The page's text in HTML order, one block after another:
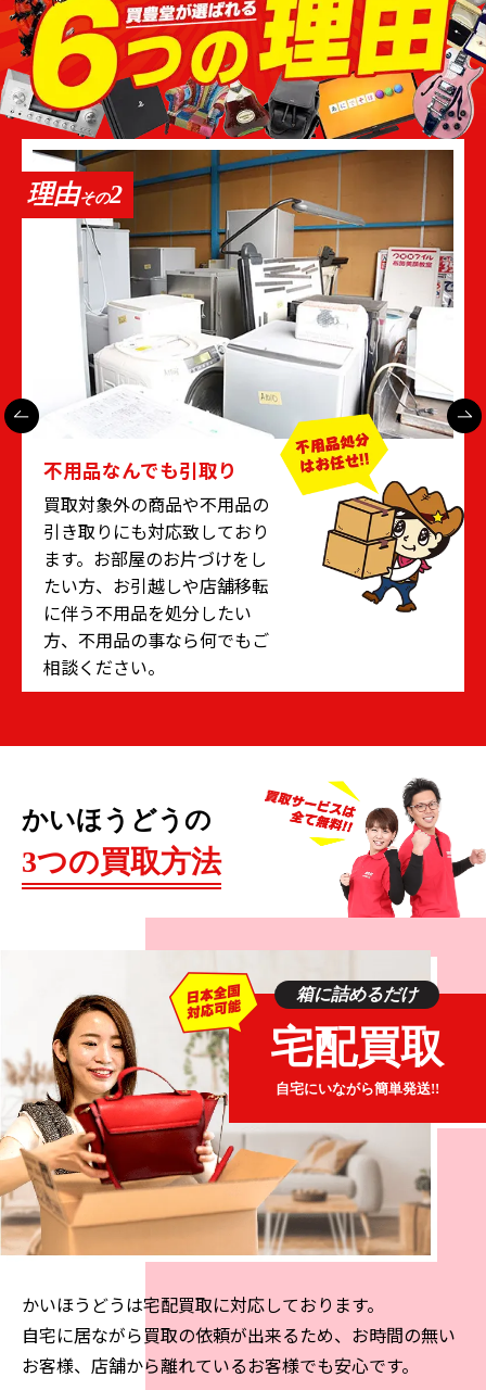
リッシュでありながら快適性も高い洋服を展開して
います。こうしたシャネルの理念は現在のブランド
にも通ずるアイデンティティとなっています。
シャネルといえば定番カラーとして黒を思い浮かべ
る人も多いでしょう。女性の普段着に積極的に黒を
取り入れたのもシャネルだと言われています。そし
て、黒という色はシャネル＝モードのイメージを定
着させる要因ともなっています。
シャネルは女性から大変な人気のあるブランドで
す。ココ・シャネルが体現した女性像は現代の女性
の価値観にもマッチしており、今後もシャネルの人
気は続くと考えられます。使っていないシャネルの
アイテムがご自宅にある場合は、ぜひとも一度査定
を試してみてください。洋服、化粧品、高水位、ア
クセサリー類、時計のいずれも買取価格が期待でき
ます。
需要とトレンド
たシャネルには様々なラインがあります。以下では主要
なシャネルのラインを確認していきましょう。
マトラッセ
マトラッセはフランス語で「キルティング」を示し、こ
のラインの商品にもキルティング加工が施されていま
す。そのため柔らかい独特の手触りを持ち、シャネルの
定番品として人気があります。また、キルティングは見
た目のデザインのみならず型崩れを防ぐ役割も持ってお
り、実用性も備えたラインなのです。マトラッセのライ
ンでは次のような商品が高価買取の対象となります。
・ミニマトラッセ ショルダーバッグ
・マトラッセ ラージハンドバッグ
・ダブルフラップマトラッセ ショルダーバッグ
・マトラッセ ホーボーバッグ
・マトラッセ 二つ折り財布 キャビアスキン
・マトラッセ 長財布
円前後の買取価格になるケースが多いです。マトラッセ
はシャネルの定番ラインで人気もあるため、使用してい
ないものは査定を試してみてください。
理由その2
不用品なんでも引取り
買取対象外の商品や不用品の
引き取りにも対応致しており
ます。お部屋のお片づけをし
たい方、お引越しや店舗移転
に伴う不用品を処分したい
方、不用品の事なら何でもご
相談ください。
かいほうどうの
3つの買取方法
箱に詰めるだけ
宅配買取
自宅にいながら簡単発送!!
かいほうどうは宅配買取に対応しております。
自宅に居ながら買取の依頼が出来るため、お時間の無い
お客様、店舗から離れているお客様でも安心です。